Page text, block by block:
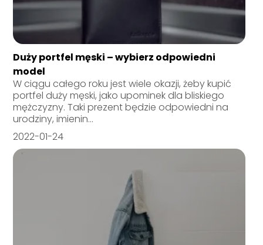
Duży portfel męski – wybierz odpowiedni
model
W ciągu całego roku jest wiele okazji, żeby kupić
portfel duży męski, jako upominek dla bliskiego
mężczyzny. Taki prezent będzie odpowiedni na
urodziny, imienin...
2022-01-24